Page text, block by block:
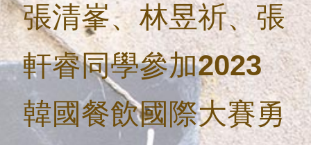
張清峯、林昱祈、張
軒睿同學參加2023
韓國餐飲國際大賽勇